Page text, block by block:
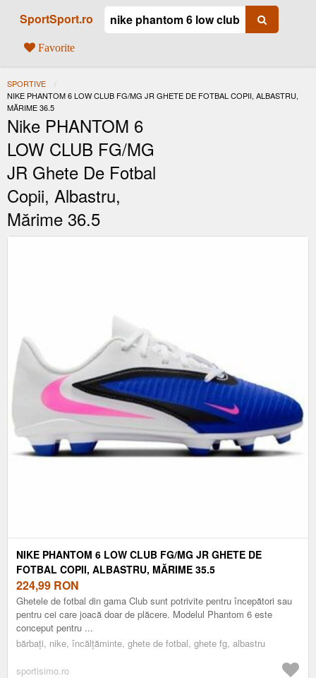
SportSport.ro
Favorite
SPORTIVE
ACTUAL:
NIKE PHANTOM 6 LOW CLUB FG/MG JR GHETE DE FOTBAL COPII, ALBASTRU,
MĂRIME 36.5
Nike PHANTOM 6
LOW CLUB FG/MG
JR Ghete De Fotbal
Copii, Albastru,
Mărime 36.5
NIKE PHANTOM 6 LOW CLUB FG/MG JR GHETE DE
FOTBAL COPII, ALBASTRU, MĂRIME 35.5
224,99 RON
Ghetele de fotbal din gama Club sunt potrivite pentru începători sau
pentru cei care joacă doar de plăcere. Modelul Phantom 6 este
conceput pentru ...
bărbați, nike, încălțăminte, ghete de fotbal, ghete fg, albastru
sportisimo.ro